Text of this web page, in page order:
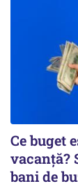
Ce buget
vacanță?
bani de